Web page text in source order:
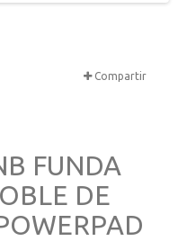
Compartir
FUNDA
DE